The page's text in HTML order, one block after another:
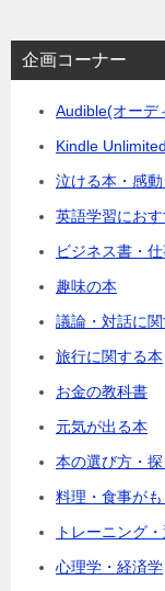
企画コーナー
Audible(オーデ
Kindle
泣ける本・感
英語学習にお
ビジネス書・
趣味の本
議論・対話に
旅行に関する本
お金の教科書
元気が出る本
本の選び方・
料理・食事が
トレーニング
心理学・経済学